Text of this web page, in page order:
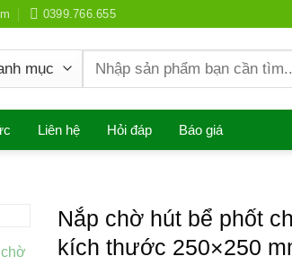
0399.766.655
Search
Liên hệ Hỏi đáp Báo giá
Nắp chờ hút bể phốt
kích thước 250×250